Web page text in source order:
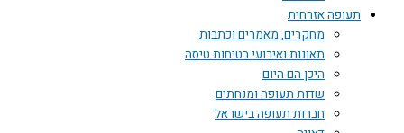
תעופה אזרחית
מחקרים, מאמרים וכתבות
תאונות ואירועי בטיחות טיסה
היכן הם היום
שדות תעופה ומנחתים
חברות תעופה בישראל